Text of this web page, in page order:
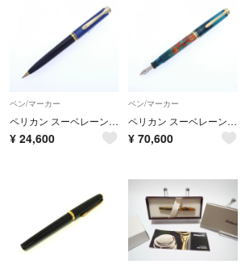
ペン/マーカー
ペリカン スーベレーンK800ブルーストライプ ボールペン
¥ 24,600
ペン/マーカー
ペリカン スーベレーンM600アートコレクション ルディ･ローザ 万年筆
¥ 70,600